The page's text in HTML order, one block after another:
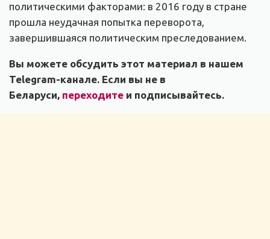
политическими факторами: в 2016 году в стране
прошла неудачная попытка переворота,
завершившаяся политическим преследованием.
Вы можете обсудить этот материал в нашем
Telegram-канале. Если вы не в
Беларуси, переходите и подписывайтесь.